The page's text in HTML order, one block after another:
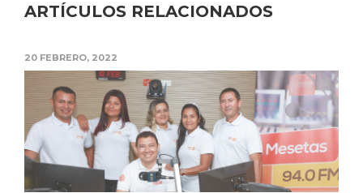
ARTÍCULOS RELACIONADOS
20 FEBRERO, 2022